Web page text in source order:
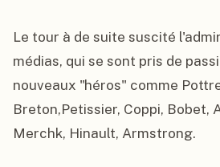
Le tour à de suite suscité
médias, qui se sont pris de
nouveaux "héros" comme
Breton,Petissier, Coppi, Bobet,
Merchk, Hinault, Armstrong.